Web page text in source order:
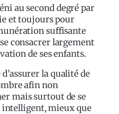
au second degré par
et toujours pour
suffisante
consacrer largement
de ses enfants.
la qualité de
afin non
mais surtout de se
mieux que